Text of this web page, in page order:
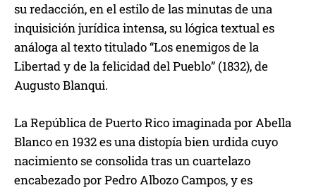
su redacción, en el estilo de las minutas de una
inquisición jurídica intensa, su lógica textual es
análoga al texto titulado “Los enemigos de la
Libertad y de la felicidad del Pueblo” (1832), de
Augusto Blanqui.
La República de Puerto Rico imaginada por Abella
Blanco en 1932 es una distopía bien urdida cuyo
nacimiento se consolida tras un cuartelazo
encabezado por Pedro Albozo Campos, y es